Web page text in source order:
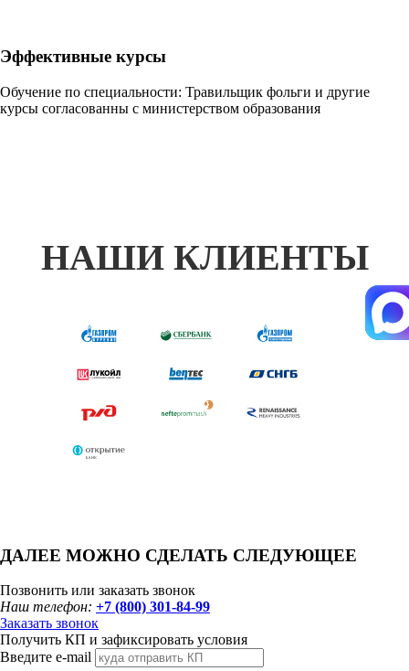
Эффективные курсы
Обучение по специальности: Травильщик фольги и другие
курсы согласованны с министерством образования
НАШИ КЛИЕНТЫ
ДАЛЕЕ МОЖНО СДЕЛАТЬ СЛЕДУЮЩЕЕ
Позвонить или заказать звонок
Наш телефон: +7 (800) 301-84-99
Заказать звонок
Получить КП и зафиксировать условия
Введите e-mail